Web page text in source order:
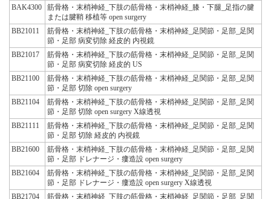
BAK4300
筋骨格・末梢神経_下肢の筋骨格・末梢神経_膝・下腿_足指の腱
または腱鞘 移植等 open surgery
BB21011
筋骨格・末梢神経_下肢の筋骨格・末梢神経_足関節・足部_足関
節・足部 病変切除 経皮的 内視鏡
BB21017
筋骨格・末梢神経_下肢の筋骨格・末梢神経_足関節・足部_足関
節・足部 病変切除 経皮的 US
BB21100
筋骨格・末梢神経_下肢の筋骨格・末梢神経_足関節・足部_足関
節・足部 切除 open surgery
BB21104
筋骨格・末梢神経_下肢の筋骨格・末梢神経_足関節・足部_足関
節・足部 切除 open surgery X線透視
BB21111
筋骨格・末梢神経_下肢の筋骨格・末梢神経_足関節・足部_足関
節・足部 切除 経皮的 内視鏡
BB21600
筋骨格・末梢神経_下肢の筋骨格・末梢神経_足関節・足部_足関
節・足部 ドレナージ・瘻造設 open surgery
BB21604
筋骨格・末梢神経_下肢の筋骨格・末梢神経_足関節・足部_足関
節・足部 ドレナージ・瘻造設 open surgery X線透視
BB21704
筋骨格・末梢神経_下肢の筋骨格・末梢神経_足関節・足部_足関